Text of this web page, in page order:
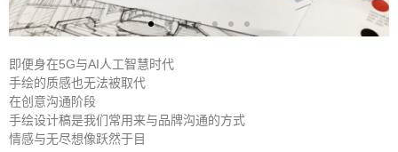
即便身在5G与AI人工智慧时代
手绘的质感也无法被取代
在创意沟通阶段
手绘设计稿是我们常用来与品牌沟通的方式
情感与无尽想像跃然于目